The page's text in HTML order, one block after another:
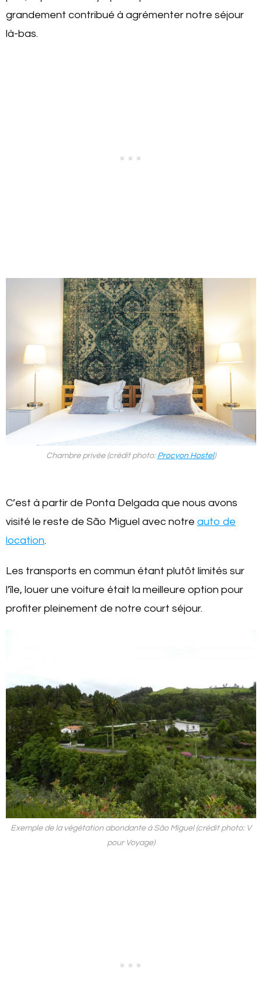
grandement contribué à agrémenter notre séjour
là-bas.
Chambre privée (crédit photo: Procyon Hostel)
C’est à partir de Ponta Delgada que nous avons
visité le reste de São Miguel avec notre auto de
location.
Les transports en commun étant plutôt limités sur
l’île, louer une voiture était la meilleure option pour
profiter pleinement de notre court séjour.
Exemple de la végétation abondante à São Miguel (crédit photo: V
pour Voyage)